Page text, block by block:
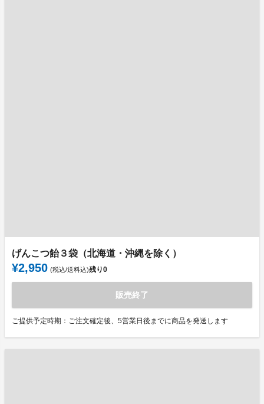
げんこつ飴３袋（北海道・沖縄を除く）
¥2,950 (税込/送料込)残り0
販売終了
ご提供予定時期：ご注文確定後、5営業日後までに商品を発送します